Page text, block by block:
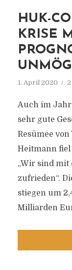
HUK-
KRISE
1. April 2020
Auch im Jahr
sehr gute
Resümee
Heitmann fiel
„Wir sind mit
zufrieden“.
stiegen um
Milliarden